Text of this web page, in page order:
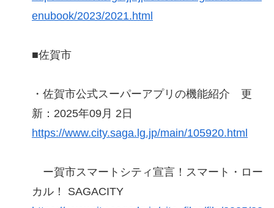
enubook/2023/2021.html
■佐賀市
・佐賀市公式スーパーアプリの機能紹介 更
新：2025年09月 2日
https://www.city.saga.lg.jp/main/105920.html
ー賀市スマートシティ宣言！スマート・ロー
カル！ SAGACITY